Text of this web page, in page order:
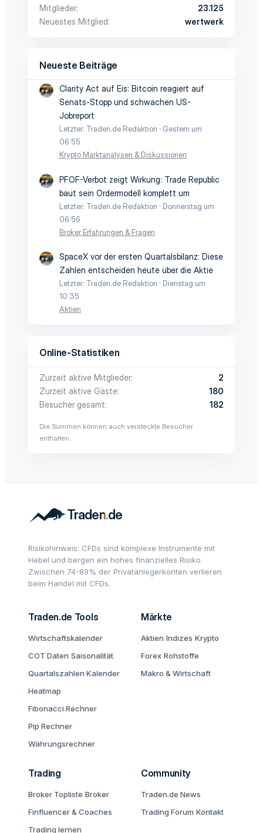
Mitglieder
23.125
Neuestes Mitglied
wertwerk
Neueste Beiträge
Clarity Act auf Eis: Bitcoin reagiert auf
Senats-Stopp und schwachen US-
Jobreport
Letzter: Traden.de Redaktion
Gestern um
06:55
Krypto Marktanalysen & Diskussionen
PFOF-Verbot zeigt Wirkung: Trade Republic
baut sein Ordermodell komplett um
Letzter: Traden.de Redaktion
Donnerstag um
06:56
Broker Erfahrungen & Fragen
SpaceX vor der ersten Quartalsbilanz: Diese
Zahlen entscheiden heute über die Aktie
Letzter: Traden.de Redaktion
Dienstag um
10:35
Aktien
Online-Statistiken
Zurzeit aktive Mitglieder
2
Zurzeit aktive Gäste
180
Besucher gesamt
182
Die Summen können auch versteckte Besucher
enthalten.
Risikohinweis: CFDs sind komplexe Instrumente mit
Hebel und bergen ein hohes finanzielles Risiko.
Zwischen 74-89% der Privatanlegerkonten verlieren
beim Handel mit CFDs.
Traden.de Tools
Wirtschaftskalender
COT Daten Saisonalität
Quartalszahlen Kalender
Heatmap
Fibonacci Rechner
Pip Rechner
Währungsrechner
Märkte
Aktien Indizes Krypto
Forex Rohstoffe
Makro & Wirtschaft
Trading
Broker Topliste Broker
Finfluencer & Coaches
Trading lernen
Community
Traden.de News
Trading Forum Kontakt